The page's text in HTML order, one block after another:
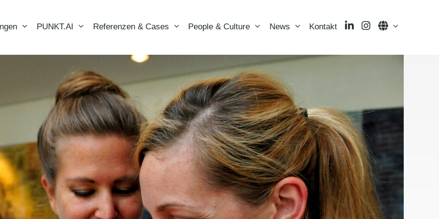
PUNKT.AI Referenzen & Cases People & Culture News Kontakt LinkedInInstagramLanguage